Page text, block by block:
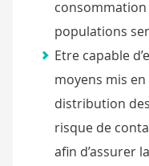
consommation
populations
Etre capable
moyens mis
distribution
risque de
afin d’assurer